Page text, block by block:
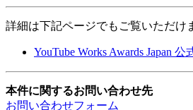
詳細は下記ページでもご覧いただけ
YouTube Works Awards Japan 公
本件に関するお問い合わせ先
お問い合わせフォーム